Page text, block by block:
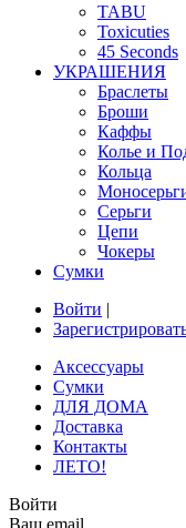
TABU
Toxicuties
45 Seconds
УКРАШЕНИЯ
Браслеты
Броши
Каффы
Колье и
Кольца
Серьги
Цепи
Чокеры
Сумки
Войти |
Аксессуары
Сумки
ДЛЯ ДОМА
Доставка
Контакты
ЛЕТО!
Войти
Ваш email